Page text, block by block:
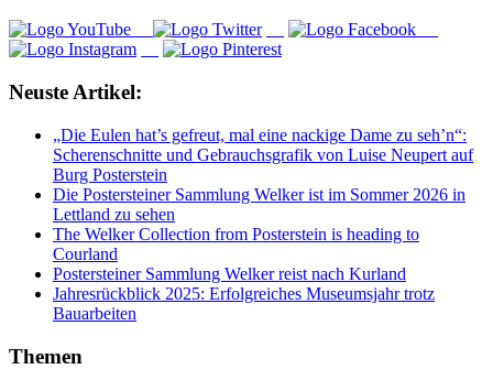
Neuste Artikel:
„Die Eulen hat’s gefreut, mal eine nackige Dame zu seh’n“:
Scherenschnitte und Gebrauchsgrafik von Luise Neupert auf
Burg Posterstein
Die Postersteiner Sammlung Welker ist im Sommer 2026 in
Lettland zu sehen
The Welker Collection from Posterstein is heading to
Courland
Postersteiner Sammlung Welker reist nach Kurland
Jahresrückblick 2025: Erfolgreiches Museumsjahr trotz
Bauarbeiten
Themen